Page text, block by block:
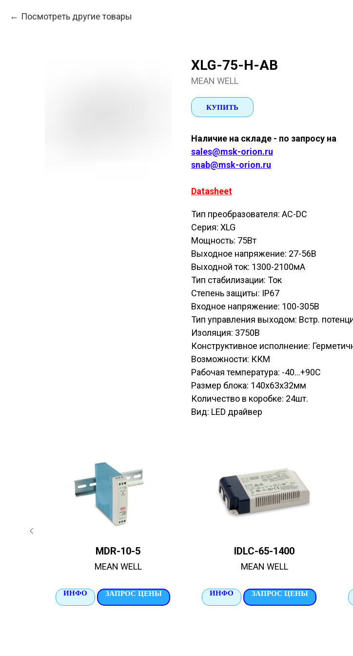
Посмотреть другие товары
XLG-75-H-AB
MEAN WELL
КУПИТЬ
Наличие на складе - по запросу на
sales@msk-orion.ru
snab@msk-orion.ru
Datasheet
Тип преобразователя: AC-DC
Серия: XLG
Мощность: 75Вт
Выходное напряжение: 27-56В
Выходной ток: 1300-2100мА
Тип стабилизации: Ток
Степень защиты: IP67
Входное напряжение: 100-305В
Тип управления выходом: Встр.
Изоляция: 3750В
Конструктивное исполнение:
Возможности: ККМ
Рабочая температура: -40...+90С
Размер блока: 140х63х32мм
Количество в коробке: 24шт.
Вид: LED драйвер
MDR-10-5
MEAN WELL
ИНФО ЗАПРОС ЦЕНЫ
IDLC-65-1400
MEAN WELL
ИНФО ЗАПРОС ЦЕНЫ